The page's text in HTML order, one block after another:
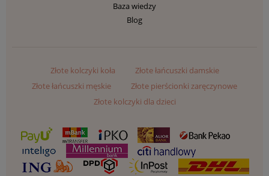
Baza wiedzy
Blog
Złote kolczyki koła
Złote łańcuszki damskie
Złote łańcuszki męskie
Złote pierścionki zaręczynowe
Złote kolczyki dla dzieci